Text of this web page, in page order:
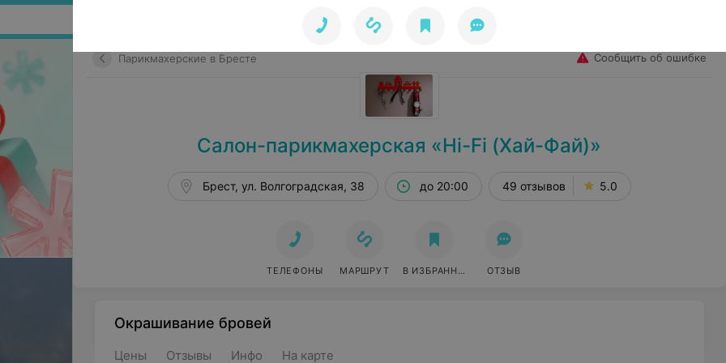
Парикмахерские в Бресте Сообщить об ошибке
Салон-парикмахерская «Hi-Fi (Хай-Фай)»
Брест, ул. Волгоградская, 38 до 20:00 49 отзывов 5.0
ТЕЛЕФОНЫ МАРШРУТ В ИЗБРАННОЕ ОТЗЫВ
Окрашивание бровей
Цены Отзывы Инфо На карте